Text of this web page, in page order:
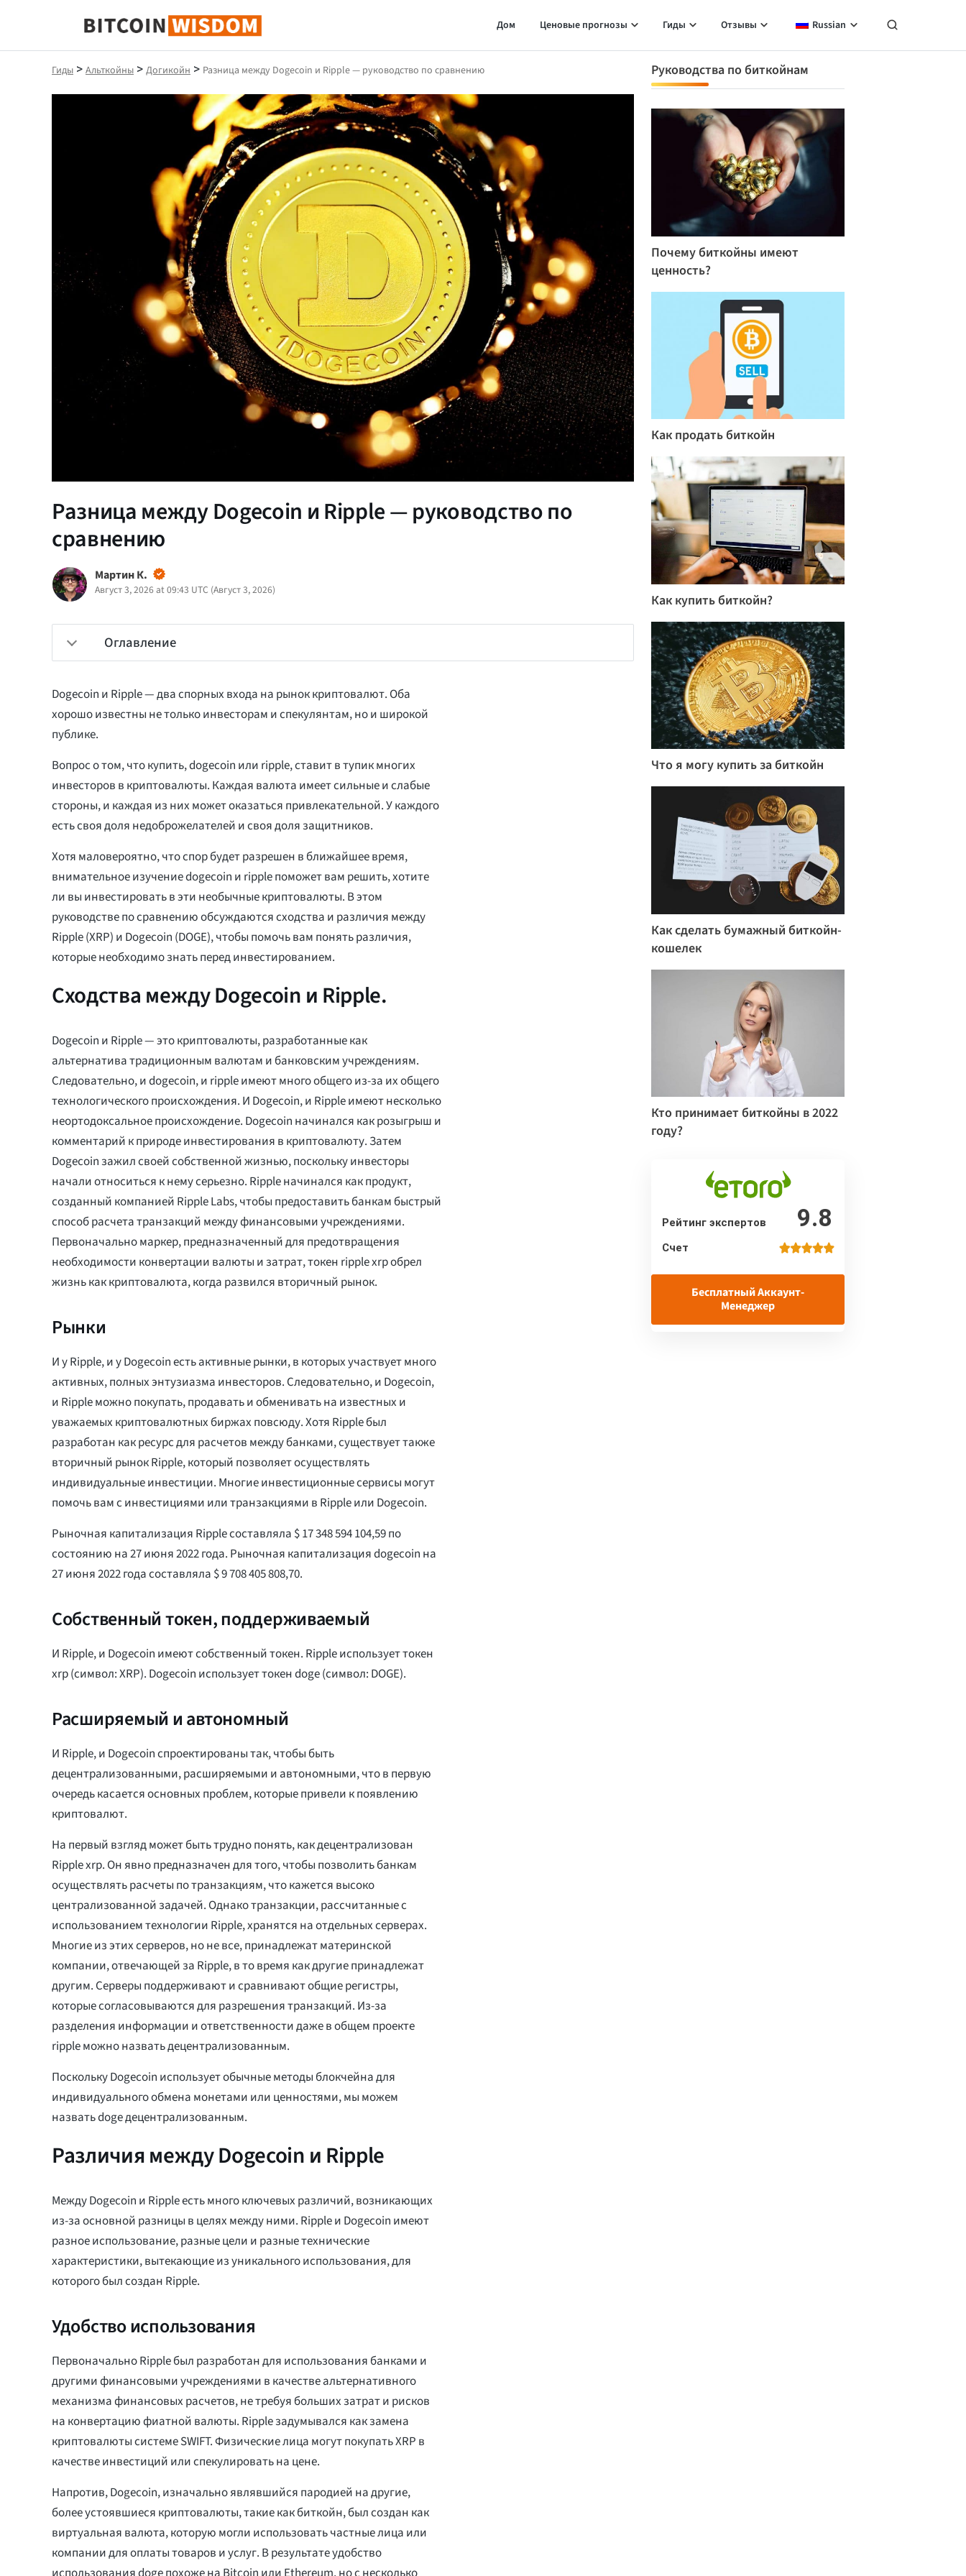
Биткойн Мудрость
Дом Ценовые прогнозы Гиды Отзывы Russian
Гиды > Альткойны > Догикойн > Разница между Dogecoin и Ripple — руководство по сравнению
Разница между Dogecoin и Ripple — руководство по
сравнению
Мартин К.
Август 3, 2026 at 09:43 UTC (Август 3, 2026)
Оглавление
Dogecoin и Ripple — два спорных входа на рынок криптовалют. Оба
хорошо известны не только инвесторам и спекулянтам, но и широкой
публике.
Вопрос о том, что купить, dogecoin или ripple, ставит в тупик многих
инвесторов в криптовалюты. Каждая валюта имеет сильные и слабые
стороны, и каждая из них может оказаться привлекательной. У каждого
есть своя доля недоброжелателей и своя доля защитников.
Хотя маловероятно, что спор будет разрешен в ближайшее время,
внимательное изучение dogecoin и ripple поможет вам решить, хотите
ли вы инвестировать в эти необычные криптовалюты. В этом
руководстве по сравнению обсуждаются сходства и различия между
Ripple (XRP) и Dogecoin (DOGE), чтобы помочь вам понять различия,
которые необходимо знать перед инвестированием.
Сходства между Dogecoin и Ripple.
Dogecoin и Ripple — это криптовалюты, разработанные как
альтернатива традиционным валютам и банковским учреждениям.
Следовательно, и dogecoin, и ripple имеют много общего из-за их общего
технологического происхождения. И Dogecoin, и Ripple имеют несколько
неортодоксальное происхождение. Dogecoin начинался как розыгрыш и
комментарий к природе инвестирования в криптовалюту. Затем
Dogecoin зажил своей собственной жизнью, поскольку инвесторы
начали относиться к нему серьезно. Ripple начинался как продукт,
созданный компанией Ripple Labs, чтобы предоставить банкам быстрый
способ расчета транзакций между финансовыми учреждениями.
Первоначально маркер, предназначенный для предотвращения
необходимости конвертации валюты и затрат, токен ripple xrp обрел
жизнь как криптовалюта, когда развился вторичный рынок.
Рынки
И у Ripple, и у Dogecoin есть активные рынки, в которых участвует много
активных, полных энтузиазма инвесторов. Следовательно, и Dogecoin,
и Ripple можно покупать, продавать и обменивать на известных и
уважаемых криптовалютных биржах повсюду. Хотя Ripple был
разработан как ресурс для расчетов между банками, существует также
вторичный рынок Ripple, который позволяет осуществлять
индивидуальные инвестиции. Многие инвестиционные сервисы могут
помочь вам с инвестициями или транзакциями в Ripple или Dogecoin.
Рыночная капитализация Ripple составляла $ 17 348 594 104,59 по
состоянию на 27 июня 2022 года. Рыночная капитализация dogecoin на
27 июня 2022 года составляла $ 9 708 405 808,70.
Собственный токен, поддерживаемый
И Ripple, и Dogecoin имеют собственный токен. Ripple использует токен
xrp (символ: XRP). Dogecoin использует токен doge (символ: DOGE).
Расширяемый и автономный
И Ripple, и Dogecoin спроектированы так, чтобы быть
децентрализованными, расширяемыми и автономными, что в первую
очередь касается основных проблем, которые привели к появлению
криптовалют.
На первый взгляд может быть трудно понять, как децентрализован
Ripple xrp. Он явно предназначен для того, чтобы позволить банкам
осуществлять расчеты по транзакциям, что кажется высоко
централизованной задачей. Однако транзакции, рассчитанные с
использованием технологии Ripple, хранятся на отдельных серверах.
Многие из этих серверов, но не все, принадлежат материнской
компании, отвечающей за Ripple, в то время как другие принадлежат
другим. Серверы поддерживают и сравнивают общие регистры,
которые согласовываются для разрешения транзакций. Из-за
разделения информации и ответственности даже в общем проекте
ripple можно назвать децентрализованным.
Поскольку Dogecoin использует обычные методы блокчейна для
индивидуального обмена монетами или ценностями, мы можем
назвать doge децентрализованным.
Различия между Dogecoin и Ripple
Между Dogecoin и Ripple есть много ключевых различий, возникающих
из-за основной разницы в целях между ними. Ripple и Dogecoin имеют
разное использование, разные цели и разные технические
характеристики, вытекающие из уникального использования, для
которого был создан Ripple.
Удобство использования
Первоначально Ripple был разработан для использования банками и
другими финансовыми учреждениями в качестве альтернативного
механизма финансовых расчетов, не требуя больших затрат и рисков
на конвертацию фиатной валюты. Ripple задумывался как замена
криптовалюты системе SWIFT. Физические лица могут покупать XRP в
качестве инвестиций или спекулировать на цене.
Напротив, Dogecoin, изначально являвшийся пародией на другие,
более устоявшиеся криптовалюты, такие как биткойн, был создан как
виртуальная валюта, которую могли использовать частные лица или
компании для оплаты товаров и услуг. В результате удобство
Руководства по биткойнам
Почему биткойны имеют
ценность?
Как продать биткойн
Как купить биткойн?
Что я могу купить за биткойн
Как сделать бумажный биткойн-
кошелек
Кто принимает биткойны в 2022
году?
Рейтинг экспертов 9.8
Счет
Бесплатный Аккаунт-
Менеджер